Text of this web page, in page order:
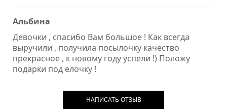
Альбина
Девочки , спасибо Вам большое ! Как всегда
выручили , получила посылочку качество
прекрасное , к новому году успели !) Положу
подарки под елочку !
НАПИСАТЬ ОТЗЫВ